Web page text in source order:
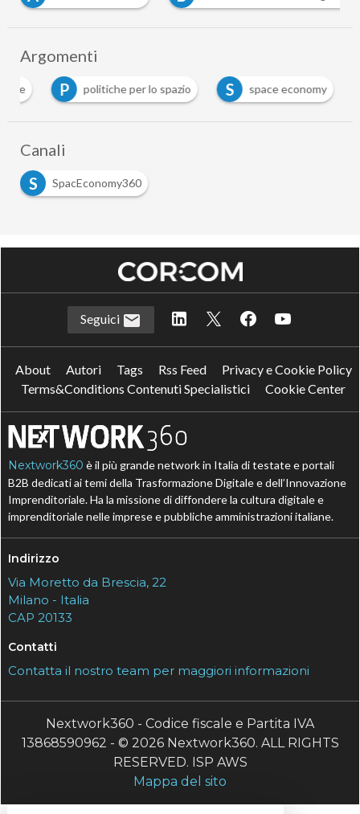
Argomenti
P politiche per lo spazio S space economy
Canali
S
SpacEconomy360
Seguici
About Autori Tags Rss Feed
Privacy e Cookie Policy
Terms&Conditions Contenuti Specialistici
Cookie Center
Nextwork360 è il più grande network in Italia di testate e portali
B2B dedicati ai temi della Trasformazione Digitale e dell’Innovazione
Imprenditoriale. Ha la missione di diffondere la cultura digitale e
imprenditoriale nelle imprese e pubbliche amministrazioni italiane.
Indirizzo
Via Moretto da Brescia, 22
Milano - Italia
CAP 20133
Contatti
Contatta il nostro team per maggiori informazioni
Nextwork360 - Codice fiscale e Partita IVA
13868590962 - © 2026 Nextwork360. ALL RIGHTS
RESERVED. ISP AWS
Mappa del sito